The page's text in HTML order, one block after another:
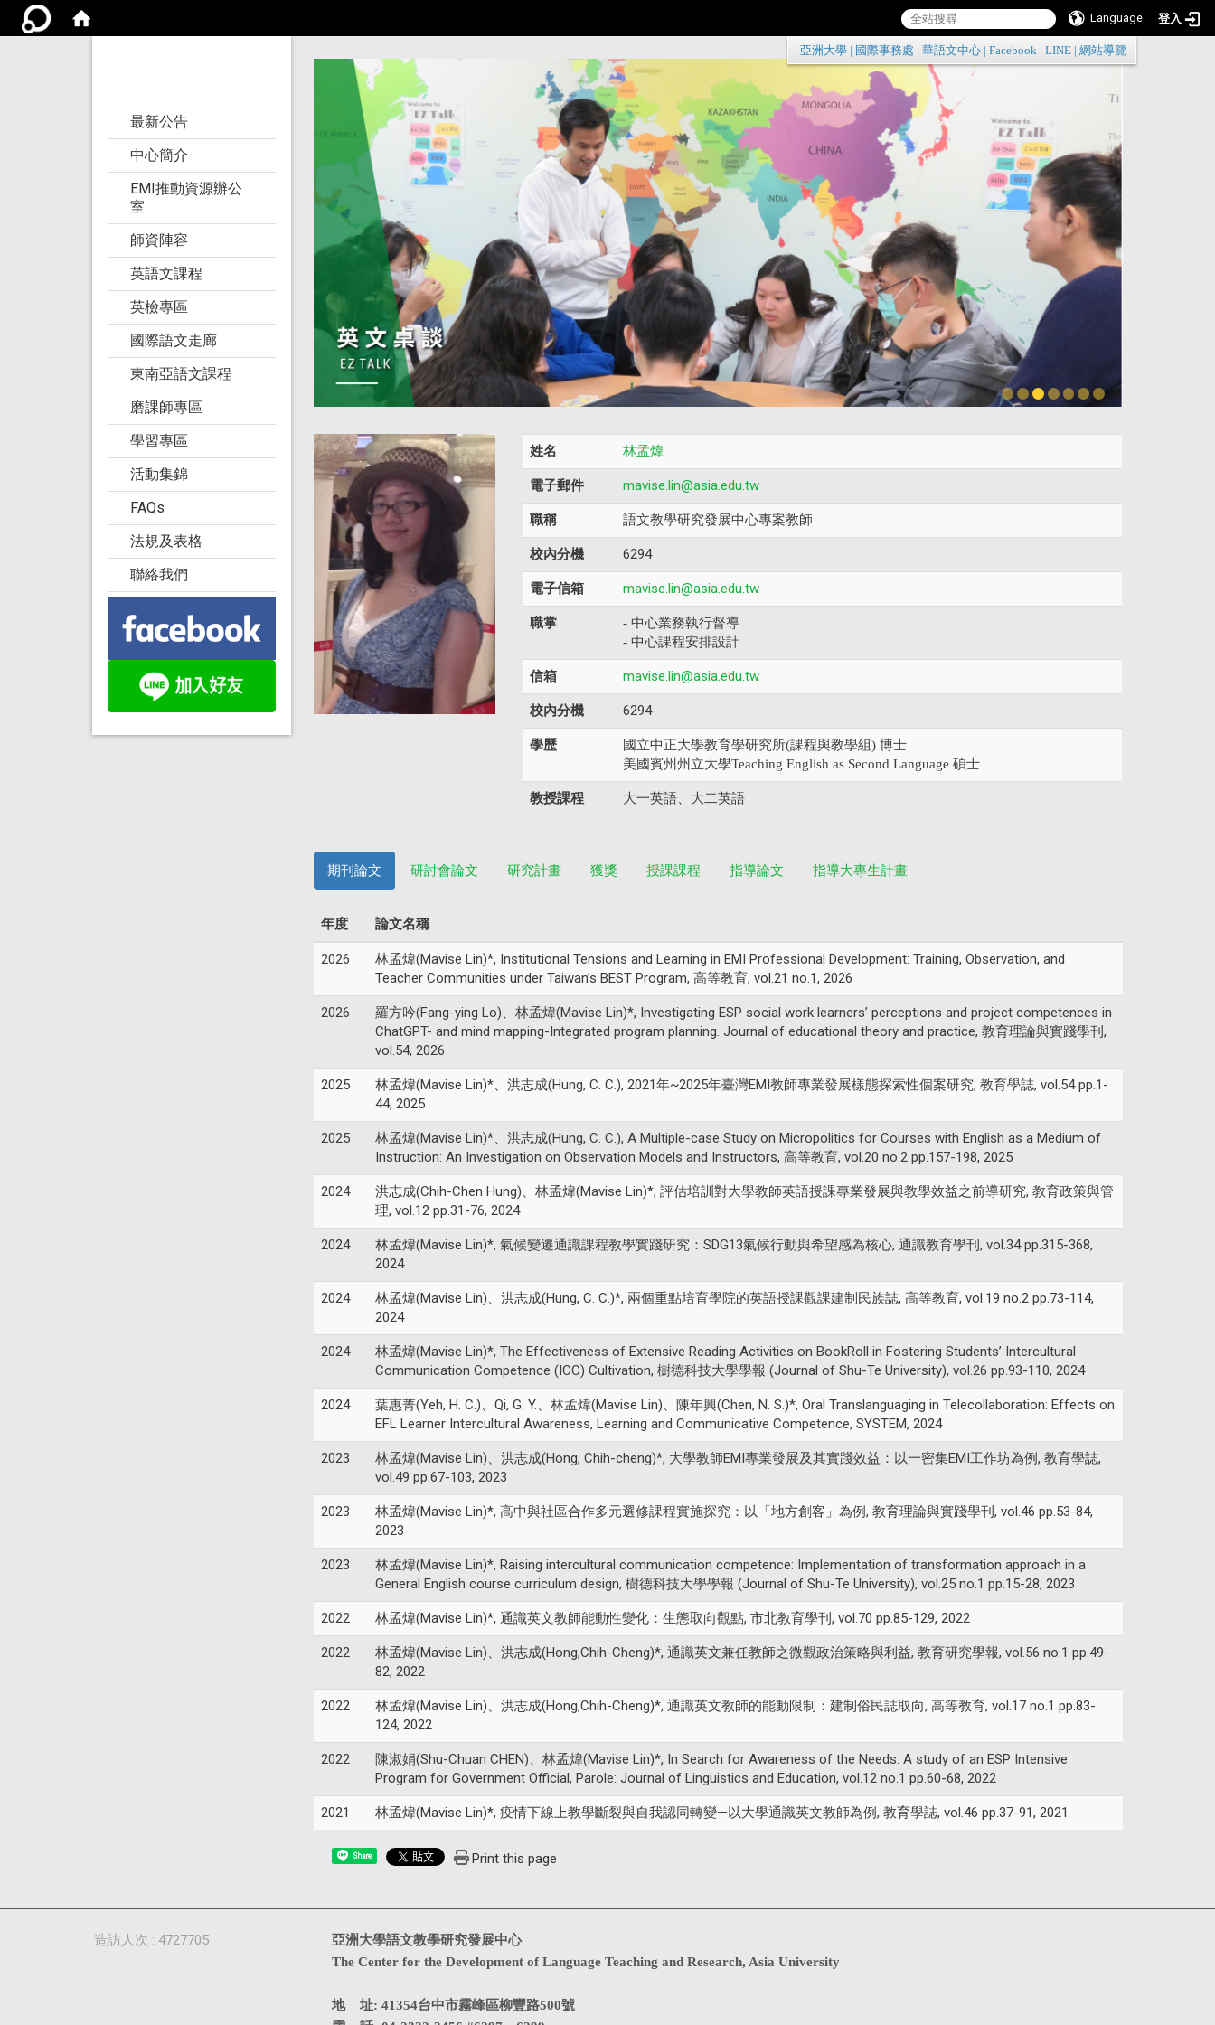
Language 登入
:::
亞洲大學 國際事務處 華語文中心 Facebook LINE 網站導覽
最新公告
中心簡介
EMI推動資源辦公
室
師資陣容
英語文課程
英檢專區
國際語文走廊
東南亞語文課程
磨課師專區
學習專區
活動集錦
FAQs
法規及表格
聯絡我們
姓名 林孟煒
電子郵件 mavise.lin@asia.edu.tw
職稱 語文教學研究發展中心專案教師
校內分機 6294
電子信箱 mavise.lin@asia.edu.tw
職掌
- 中心業務執行督導
- 中心課程安排設計
信箱 mavise.lin@asia.edu.tw
校內分機 6294
學歷
國立中正大學教育學研究所(課程與教學組) 博士
美國賓州州立大學Teaching English as Second Language 碩士
教授課程 大一英語、大二英語
期刊論文 研討會論文 研究計畫 獲獎 授課課程 指導論文 指導大專生計畫
年度 論文名稱
2026
林孟煒(Mavise Lin)*, Institutional Tensions and Learning in EMI Professional Development: Training, Observation, and
Teacher Communities under Taiwan’s BEST Program, 高等教育, vol.21 no.1, 2026
2026
羅方吟(Fang-ying Lo)、林孟煒(Mavise Lin)*, Investigating ESP social work learners’ perceptions and project competences in
ChatGPT- and mind mapping-Integrated program planning. Journal of educational theory and practice, 教育理論與實踐學刊,
vol.54, 2026
2025
林孟煒(Mavise Lin)*、洪志成(Hung, C. C.), 2021年~2025年臺灣EMI教師專業發展樣態探索性個案研究, 教育學誌, vol.54 pp.1-
44, 2025
2025
林孟煒(Mavise Lin)*、洪志成(Hung, C. C.), A Multiple-case Study on Micropolitics for Courses with English as a Medium of
Instruction: An Investigation on Observation Models and Instructors, 高等教育, vol.20 no.2 pp.157-198, 2025
2024
洪志成(Chih-Chen Hung)、林孟煒(Mavise Lin)*, 評估培訓對大學教師英語授課專業發展與教學效益之前導研究, 教育政策與管
理, vol.12 pp.31-76, 2024
2024
林孟煒(Mavise Lin)*, 氣候變遷通識課程教學實踐研究：SDG13氣候行動與希望感為核心, 通識教育學刊, vol.34 pp.315-368,
2024
2024
林孟煒(Mavise Lin)、洪志成(Hung, C. C.)*, 兩個重點培育學院的英語授課觀課建制民族誌, 高等教育, vol.19 no.2 pp.73-114,
2024
2024
林孟煒(Mavise Lin)*, The Effectiveness of Extensive Reading Activities on BookRoll in Fostering Students’ Intercultural
Communication Competence (ICC) Cultivation, 樹德科技大學學報 (Journal of Shu-Te University), vol.26 pp.93-110, 2024
2024
葉惠菁(Yeh, H. C.)、Qi, G. Y.、林孟煒(Mavise Lin)、陳年興(Chen, N. S.)*, Oral Translanguaging in Telecollaboration: Effects on
EFL Learner Intercultural Awareness, Learning and Communicative Competence, SYSTEM, 2024
2023
林孟煒(Mavise Lin)、洪志成(Hong, Chih-cheng)*, 大學教師EMI專業發展及其實踐效益：以一密集EMI工作坊為例, 教育學誌,
vol.49 pp.67-103, 2023
2023
林孟煒(Mavise Lin)*, 高中與社區合作多元選修課程實施探究：以「地方創客」為例, 教育理論與實踐學刊, vol.46 pp.53-84,
2023
2023
林孟煒(Mavise Lin)*, Raising intercultural communication competence: Implementation of transformation approach in a
General English course curriculum design, 樹德科技大學學報 (Journal of Shu-Te University), vol.25 no.1 pp.15-28, 2023
2022 林孟煒(Mavise Lin)*, 通識英文教師能動性變化：生態取向觀點, 市北教育學刊, vol.70 pp.85-129, 2022
2022
林孟煒(Mavise Lin)、洪志成(Hong,Chih-Cheng)*, 通識英文兼任教師之微觀政治策略與利益, 教育研究學報, vol.56 no.1 pp.49-
82, 2022
2022
林孟煒(Mavise Lin)、洪志成(Hong,Chih-Cheng)*, 通識英文教師的能動限制：建制俗民誌取向, 高等教育, vol.17 no.1 pp.83-
124, 2022
2022
陳淑娟(Shu-Chuan CHEN)、林孟煒(Mavise Lin)*, In Search for Awareness of the Needs: A study of an ESP Intensive
Program for Government Official, Parole: Journal of Linguistics and Education, vol.12 no.1 pp.60-68, 2022
2021 林孟煒(Mavise Lin)*, 疫情下線上教學斷裂與自我認同轉變—以大學通識英文教師為例, 教育學誌, vol.46 pp.37-91, 2021
Share Print this page
亞洲大學語文教學研究發展中心
The Center for the Development of Language Teaching and Research, Asia University
地 址: 41354台中市霧峰區柳豐路500號
造訪人次 : 4727705